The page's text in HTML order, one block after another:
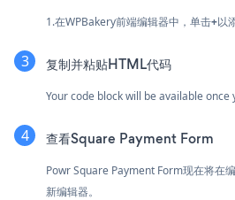
1.在WPBakery前端编辑器中，单击+以
复制并粘贴HTML代码
Your code block will be available
查看Square Payment Form
Powr Square Payment Form现在将在
新编辑器。